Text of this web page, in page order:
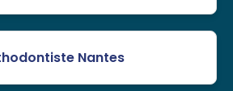
Nantes